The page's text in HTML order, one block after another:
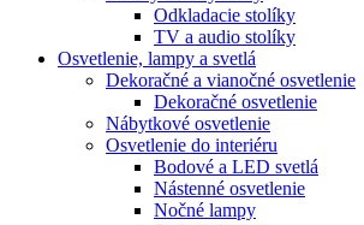
Odkladacie stolíky
TV a audio stolíky
Osvetlenie, lampy a svetlá
Dekoračné a vianočné osvetlenie
Dekoračné osvetlenie
Nábytkové osvetlenie
Osvetlenie do interiéru
Bodové a LED svetlá
Nástenné osvetlenie
Nočné lampy